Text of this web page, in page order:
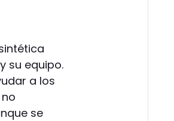
su equipo.
a los
se